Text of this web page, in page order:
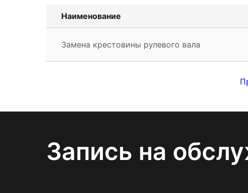
Наименование
Замена крестовины рулевого вала
Запись на